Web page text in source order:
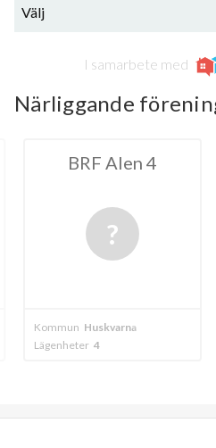
Välj
I samarbete med
Närliggande
BRF
Kommun